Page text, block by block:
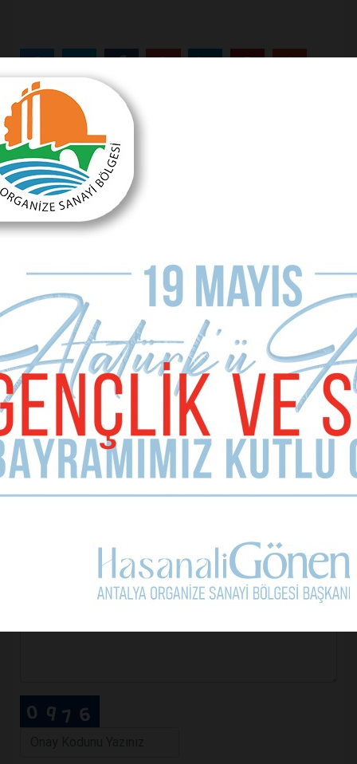
Önceki Makale
Etik mi, değil mi?
MAKALE YORUMLARI
Sizde Yorum Ekleyin
İsim Soyad
E-mail Adresiniz (zorunlu değil)